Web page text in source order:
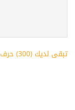
تبقى لديك (300) حرف